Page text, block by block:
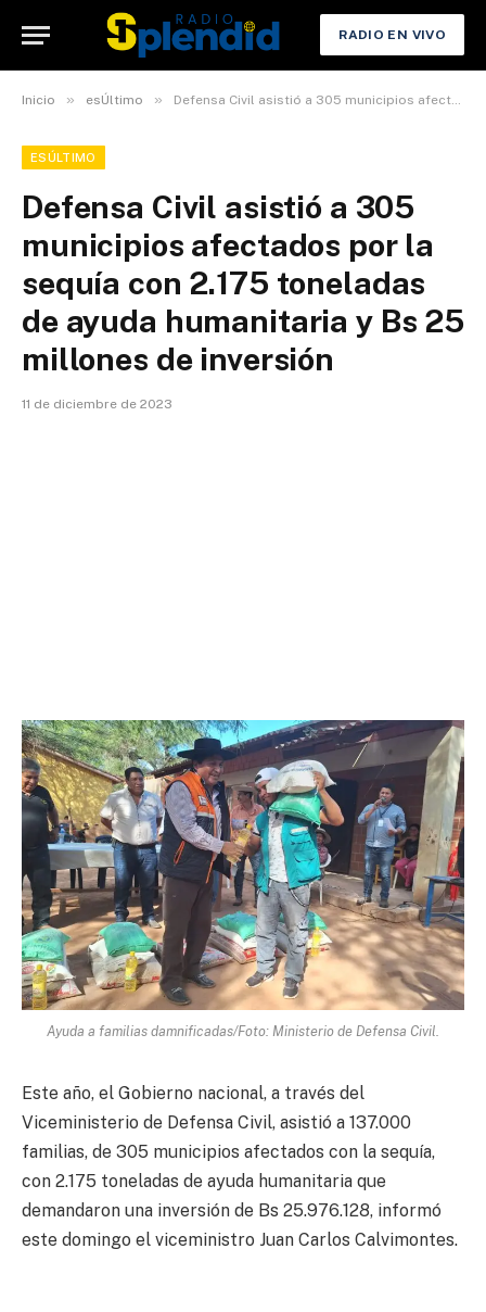
RADIO EN VIVO
Inicio » esÚltimo » Defensa Civil asistió a 305 municipios afectados por la sequía con 2.175 toneladas de ayuda humanitaria y Bs 25 millones de inversión
ESÚLTIMO
Defensa Civil asistió a 305
municipios afectados por la
sequía con 2.175 toneladas
de ayuda humanitaria y Bs 25
millones de inversión
11 de diciembre de 2023
Ayuda a familias damnificadas/Foto: Ministerio de Defensa Civil.
Este año, el Gobierno nacional, a través del
Viceministerio de Defensa Civil, asistió a 137.000
familias, de 305 municipios afectados con la sequía,
con 2.175 toneladas de ayuda humanitaria que
demandaron una inversión de Bs 25.976.128, informó
este domingo el viceministro Juan Carlos Calvimontes.